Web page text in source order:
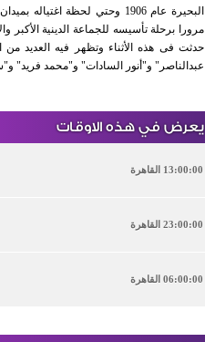
البحيرة عام 1906 وحتي لحظة اغتياله بميدان الحلمية الجديدة بالقاهرة عام 1949 حيث توفي عن عمر
مرورا برحلة تأسيسه للجماعة الدينية
حدثت فى هذه الأثناء وتظهر فيه العديد
عبدالناصر" و"أنور السادات" و"محمد فريد"
يعرض في هذه الاوقات
13:00:00 القاهرة
23:00:00 القاهرة
06:00:00 القاهرة